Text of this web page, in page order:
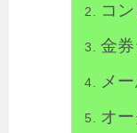
コ
金
メ
オ